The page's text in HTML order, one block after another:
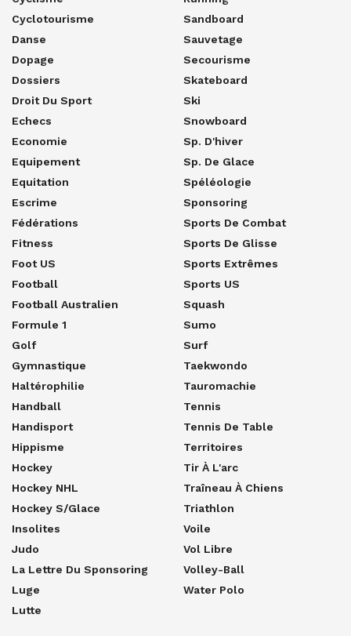
Cyclotourisme
Danse
Dopage
Dossiers
Droit Du Sport
Echecs
Economie
Equipement
Equitation
Escrime
Fédérations
Fitness
Foot US
Football
Football Australien
Formule 1
Golf
Gymnastique
Haltérophilie
Handball
Handisport
Hippisme
Hockey
Hockey NHL
Hockey S/glace
Insolites
Judo
La Lettre Du Sponsoring
Luge
Lutte
Sandboard
Sauvetage
Secourisme
Skateboard
Ski
Snowboard
Sp. D'hiver
Sp. De Glace
Spéléologie
Sponsoring
Sports De Combat
Sports De Glisse
Sports Extrêmes
Sports US
Squash
Sumo
Surf
Taekwondo
Tauromachie
Tennis
Tennis De Table
Territoires
Tir À L'arc
Traîneau À Chiens
Triathlon
Voile
Vol Libre
Volley-Ball
Water Polo